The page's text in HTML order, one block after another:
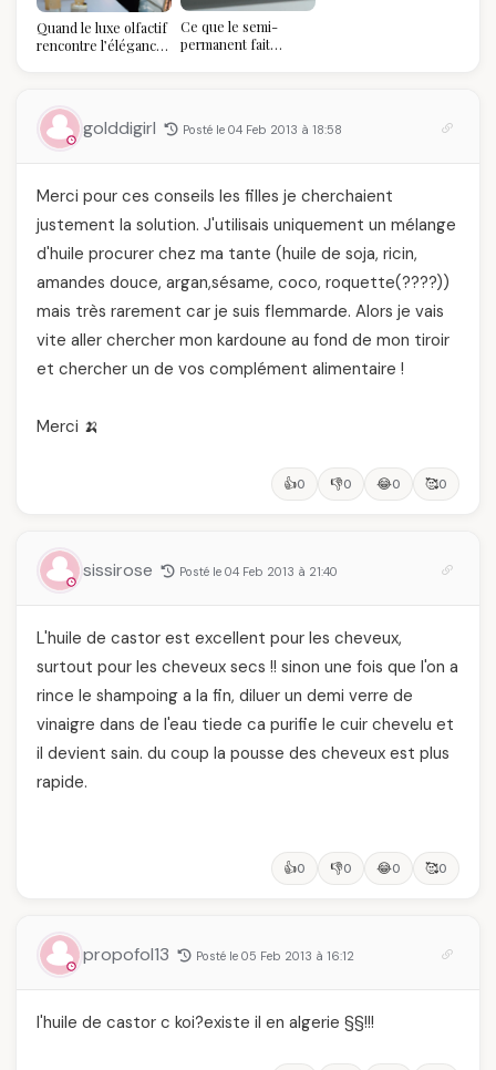
Quand le luxe olfactif
rencontre l’élégance
temps
Ce que le semi-
permanent fait
golddigirl Posté le 04 Feb 2013 à 18:58
Merci pour ces conseils les filles je cherchaient
justement la solution. J'utilisais uniquement un mélange
d'huile procurer chez ma tante (huile de soja, ricin,
amandes douce, argan,sésame, coco, roquette(????))
mais très rarement car je suis flemmarde. Alors je vais
vite aller chercher mon kardoune au fond de mon tiroir
et chercher un de vos complément alimentaire !
Merci 🍌
👍0 👎0 😂0 🥰0
sissirose Posté le 04 Feb 2013 à 21:40
L'huile de castor est excellent pour les cheveux,
surtout pour les cheveux secs !! sinon une fois que l'on a
rince le shampoing a la fin, diluer un demi verre de
vinaigre dans de l'eau tiede ca purifie le cuir chevelu et
il devient sain. du coup la pousse des cheveux est plus
rapide.
👍0 👎0 😂0 🥰0
propofol13 Posté le 05 Feb 2013 à 16:12
l'huile de castor c koi?existe il en algerie §§!!!